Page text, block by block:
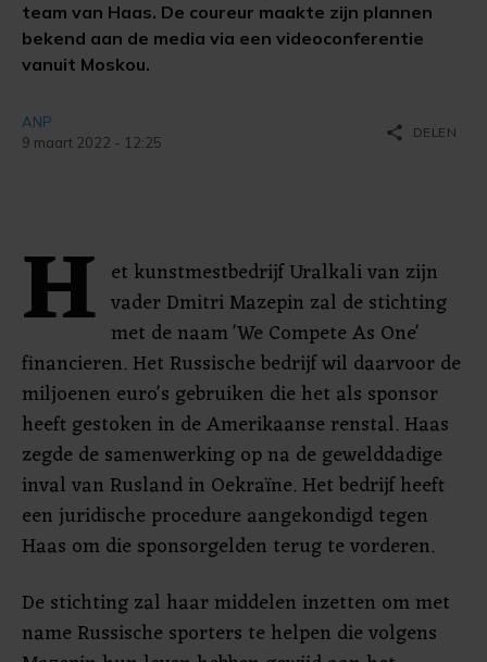
team van Haas. De coureur maakte zijn plannen
bekend aan de media via een videoconferentie
vanuit Moskou.
ANP
9 maart 2022 - 12:25
share DELEN
H et kunstmestbedrijf Uralkali van zijn
vader Dmitri Mazepin zal de stichting
met de naam 'We Compete As One'
financieren. Het Russische bedrijf wil daarvoor de
miljoenen euro's gebruiken die het als sponsor
heeft gestoken in de Amerikaanse renstal. Haas
zegde de samenwerking op na de gewelddadige
inval van Rusland in Oekraïne. Het bedrijf heeft
een juridische procedure aangekondigd tegen
Haas om die sponsorgelden terug te vorderen.
De stichting zal haar middelen inzetten om met
name Russische sporters te helpen die volgens